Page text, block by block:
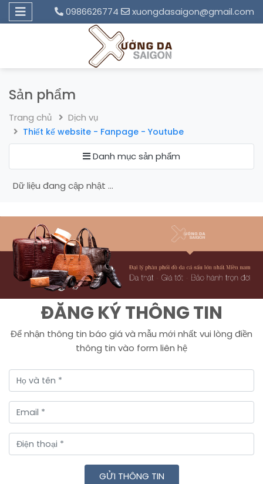
0986626774 xuongdasaigon@gmail.com
Sản phẩm
Trang chủ Dịch vụ
Thiết kế website - Fanpage - Youtube
Danh mục sản phẩm
Dữ liệu đang cập nhật ...
ĐĂNG KÝ THÔNG TIN
Để nhận thông tin báo giá và mẫu mới nhất vui lòng điền
thông tin vào form liên hệ
GỬI THÔNG TIN